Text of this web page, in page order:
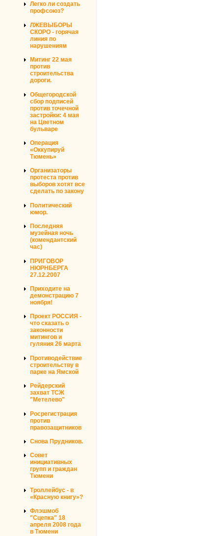
Легко ли создать
профсоюз?
ЛЖЕВЫБОРЫ
СКОРО - горячая
линия по
нарушениям
Митинг 22 мая
против
строительства
дороги.
Общегородской
сбор подписей
против точечной
застройки: 4 мая
на Цветном
бульваре
Операция
«Оккупируй
Тюмень»
Организаторы
протеста против
выборов хотят все
сделать по закону
Политический
юмор.
Последняя
музейная ночь
(комендантский
час)
ПРИГОВОР
НЮРНБЕРГА
27.12.2007
Приходите на
демонстрацию 7
ноября!
Проект РОССИЯ -
что сказать о
законности
митингов и
гуляния 26 марта
Противодействие
строительству в
парке на Ямской
Рейдерский
захват ТСЖ
"Метелево"
Росрегистрация
против
правозащитников
Снова Прудников.
Совет
инициативных
групп и граждан
Тюмени
Троллейбус - в
«Красную книгу»?
Флэшмоб
"Сцепка" 18
апреля 2008 года
в Тюмени